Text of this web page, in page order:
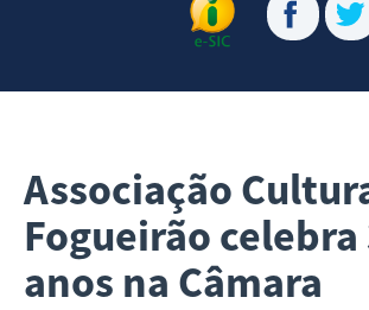
Associação
Fogueirão celebra
anos na Câmara